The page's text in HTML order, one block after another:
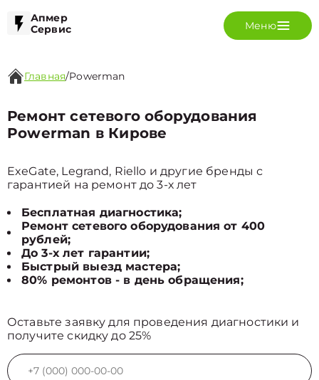
Апмер
Сервис
Меню
Главная/Powerman
Ремонт сетевого оборудования
Powerman в Кирове
ExeGate, Legrand, Riello и другие бренды с
гарантией на ремонт до 3-х лет
Бесплатная диагностика;
Ремонт сетевого оборудования от 400
рублей;
До 3-х лет гарантии;
Быстрый выезд мастера;
80% ремонтов - в день обращения;
Оставьте заявку для проведения диагностики и
получите скидку до 25%